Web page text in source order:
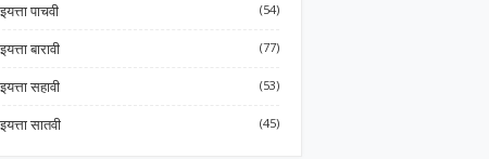
इयत्ता पाचवी (54)
इयत्ता बारावी (77)
इयत्ता सहावी (53)
इयत्ता सातवी (45)